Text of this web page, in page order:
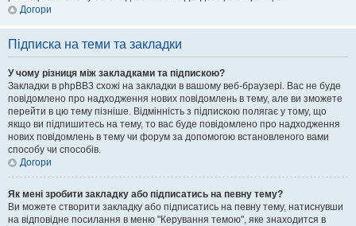
Догори
Підписка на теми та закладки
У чому різниця між закладками та підпискою?
Закладки в phpBB3 схожі на закладки в вашому веб-браузері. Вас не буде
повідомлено про надходження нових повідомлень в тему, але ви зможете
перейти в цю тему пізніше. Відмінність з підпискою полягає у тому, що
якщо ви підпишитесь на тему, то вас буде повідомлено про надходження
нових повідомлень в тему чи форум за допомогою встановленого вами
способу чи способів.
Догори
Як мені зробити закладку або підписатись на певну тему?
Ви можете створити закладку або підписатись на певну тему, натиснувши
на відповідне посилання в меню "Керування темою", яке знаходится в